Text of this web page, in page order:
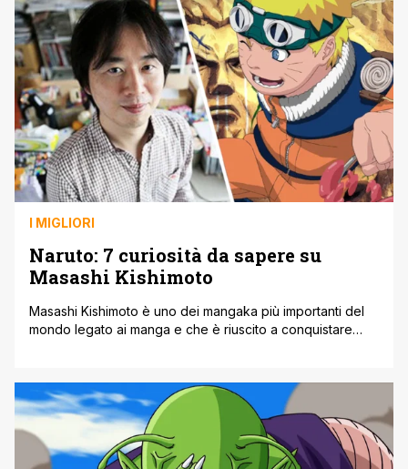
ma è impossibile non ammettere quanto sia piacevole
guardare un potente protagonista dominare facilmente i
propri avversari. Chiaramente [']
I MIGLIORI
Naruto: 7 curiosità da sapere su
Masashi Kishimoto
Masashi Kishimoto è uno dei mangaka più importanti del
mondo legato ai manga e che è riuscito a conquistare
ha consacrato Masashi Kishimoto, debuttando sulla rivista
Weekly Shonen Jump di Shueisha il 4 ottobre 1999. La
storia [']